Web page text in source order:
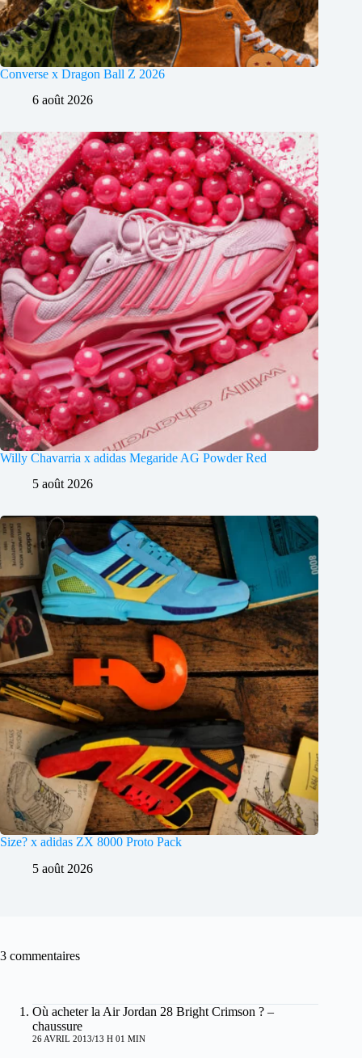
Converse x Dragon Ball Z 2026
6 août 2026
Willy Chavarria x adidas Megaride AG Powder Red
5 août 2026
Size? x adidas ZX 8000 Proto Pack
5 août 2026
3 commentaires
Où acheter la Air Jordan 28 Bright Crimson ? –
chaussure
26 AVRIL 2013/13 H 01 MIN